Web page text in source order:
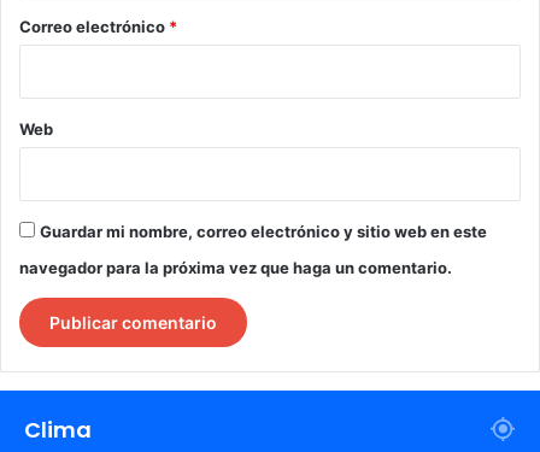
*
Correo electrónico *
Web
Guardar mi nombre, correo electrónico y sitio web en este
navegador para la próxima vez que haga un comentario.
Clima